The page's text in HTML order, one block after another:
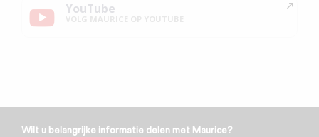
YouTube
Wilt u belangrijke informatie delen met Maurice?